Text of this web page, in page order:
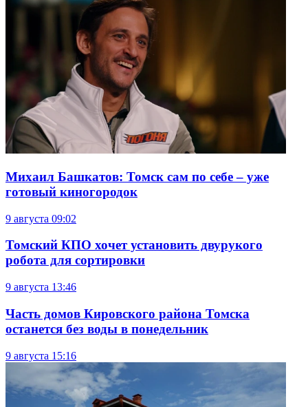
Михаил Башкатов: Томск сам по себе – уже
готовый киногородок
9 августа 09:02
Томский КПО хочет установить двурукого
робота для сортировки
9 августа 13:46
Часть домов Кировского района Томска
останется без воды в понедельник
9 августа 15:16